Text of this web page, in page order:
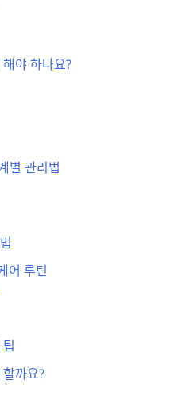
야 하나요?
별 관리법
어 루틴
까요?